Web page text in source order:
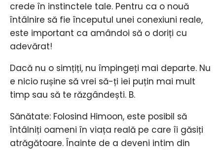
crede în instinctele tale. Pentru ca o nouă
întâlnire să fie începutul unei conexiuni reale,
este important ca amândoi să o doriți cu
adevărat!
Dacă nu o simțiți, nu împingeți mai departe. Nu
e nicio rușine să vrei să-ți iei puțin mai mult
timp sau să te răzgândești. B.
Sănătate: Folosind Himoon, este posibil să
întâlniți oameni în viața reală pe care îi găsiți
atrăgătoare. Înainte de a deveni intim din